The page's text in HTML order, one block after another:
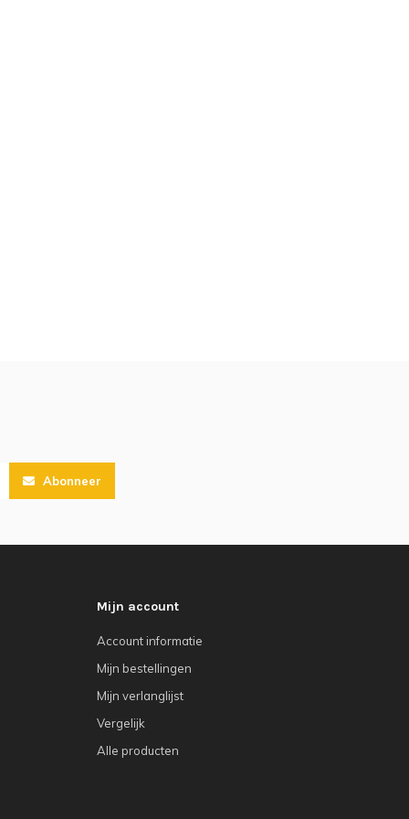
Abonneer
Mijn account
Account informatie
Mijn bestellingen
Mijn verlanglijst
Vergelijk
Alle producten